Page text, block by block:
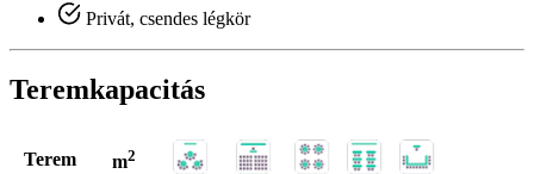
Privát, csendes légkör
Teremkapacitás
Terem m2